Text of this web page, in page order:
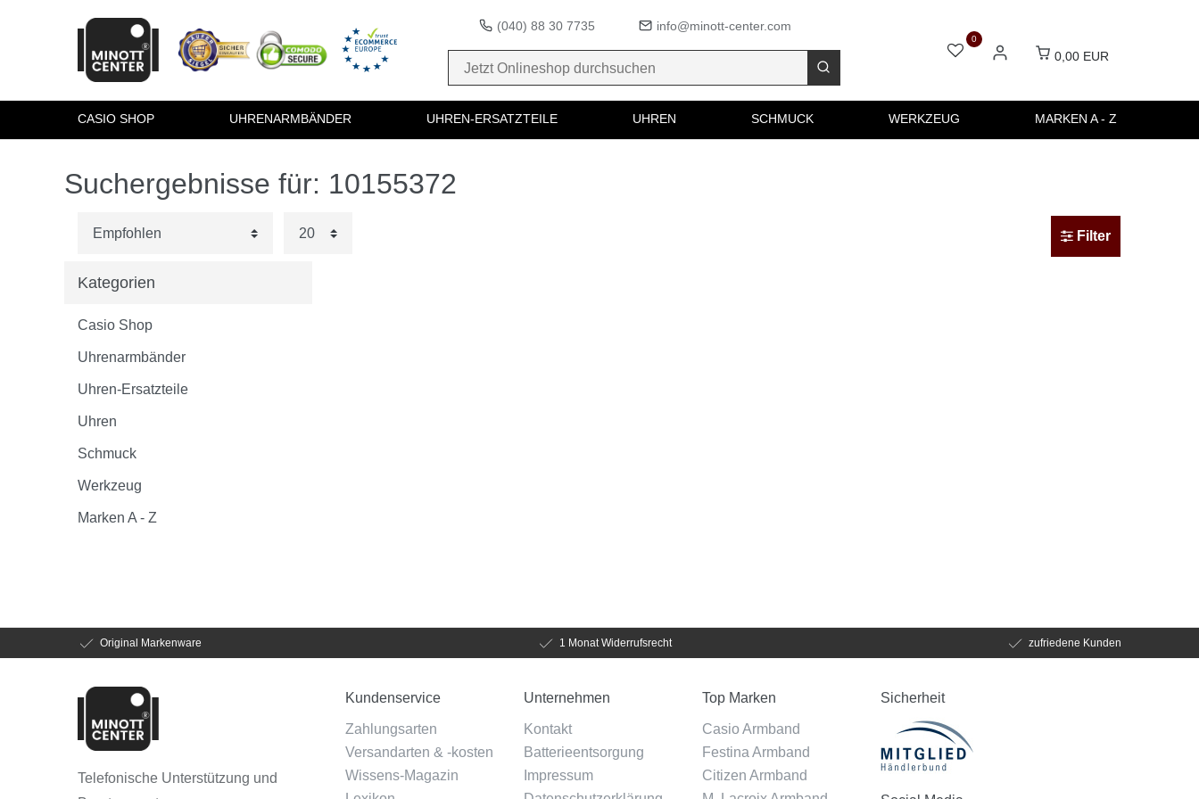
(040) 88 30 7735 info@minott-center.com
0
0,00 EUR
CASIO SHOP UHRENARMBÄNDER UHREN-ERSATZTEILE UHREN SCHMUCK WERKZEUG MARKEN A - Z
Suchergebnisse für: 10155372
Filter
Kategorien
Casio Shop
Uhrenarmbänder
Uhren-Ersatzteile
Uhren
Schmuck
Werkzeug
Marken A - Z
Original Markenware 1 Monat Widerrufsrecht zufriedene Kunden
Telefonische Unterstützung und
Kundenservice
Zahlungsarten
Versandarten & -kosten
Wissens-Magazin
Unternehmen
Kontakt
Batterieentsorgung
Impressum
Top Marken
Casio Armband
Festina Armband
Citizen Armband
Sicherheit